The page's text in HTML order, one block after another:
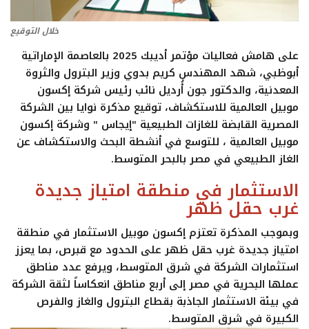
اتصالات وتكنولوجيا
شركات
فيديو وتوك شو
تقارير
مقالات
مجتمع البترول
دليل شركات البترول المصرية
ايجبس
خلال التوقيع
على هامش فعاليات مؤتمر أديبك 2025 بالعاصمة الإماراتية
أبوظبي، شهد المهندس كريم بدوي وزير البترول والثروة
المعدنية، والدكتور جون أُرديل نائب رئيس شركة إكسون
موبيل العالمية للاستكشاف، توقيع مذكرة نوايا بين الشركة
المصرية القابضة للغازات الطبيعية "إيجاس " وشركة إكسون
موبيل العالمية ، للتوسع في أنشطة البحث والاستكشاف عن
الغاز الطبيعي في مصر بالبحر المتوسط.
الاستثمار في منطقة امتياز جديدة
غرب حقل ظهر
وبموجب المذكرة تعتزم إكسون موبيل الاستثمار في منطقة
امتياز جديدة غرب حقل ظهر على الحدود مع قبرص، بما يعزز
استثمارات الشركة في شرق المتوسط، ويرفع عدد مناطق
عملها البحرية في مصر إلى أربع مناطق انعكاساً لثقة الشركة
في بيئة الاستثمار الجاذبة بقطاع البترول والغاز والفرص
الكبيرة في شرق المتوسط.